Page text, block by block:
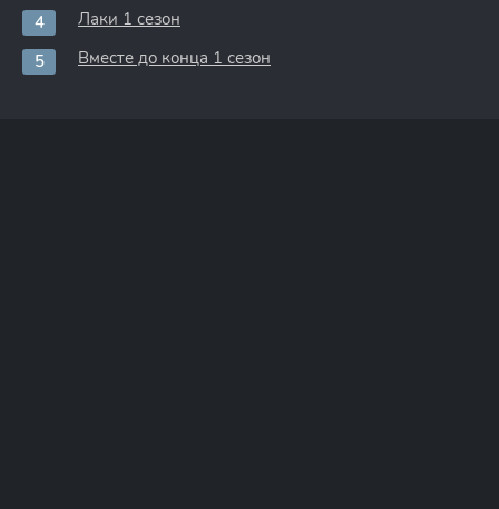
Лаки 1 сезон
Вместе до конца 1 сезон